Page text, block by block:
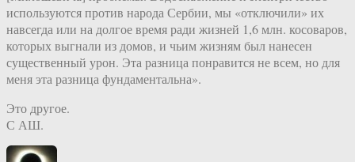
используются против народа Сербии, мы «отключили» их
навсегда или на долгое время ради жизней 1,6 млн. косоваров,
которых выгнали из домов, и чьим жизням был нанесен
существенный урон. Эта разница понравится не всем, но для
меня эта разница фундаментальна».
Это другое.
С АШ.